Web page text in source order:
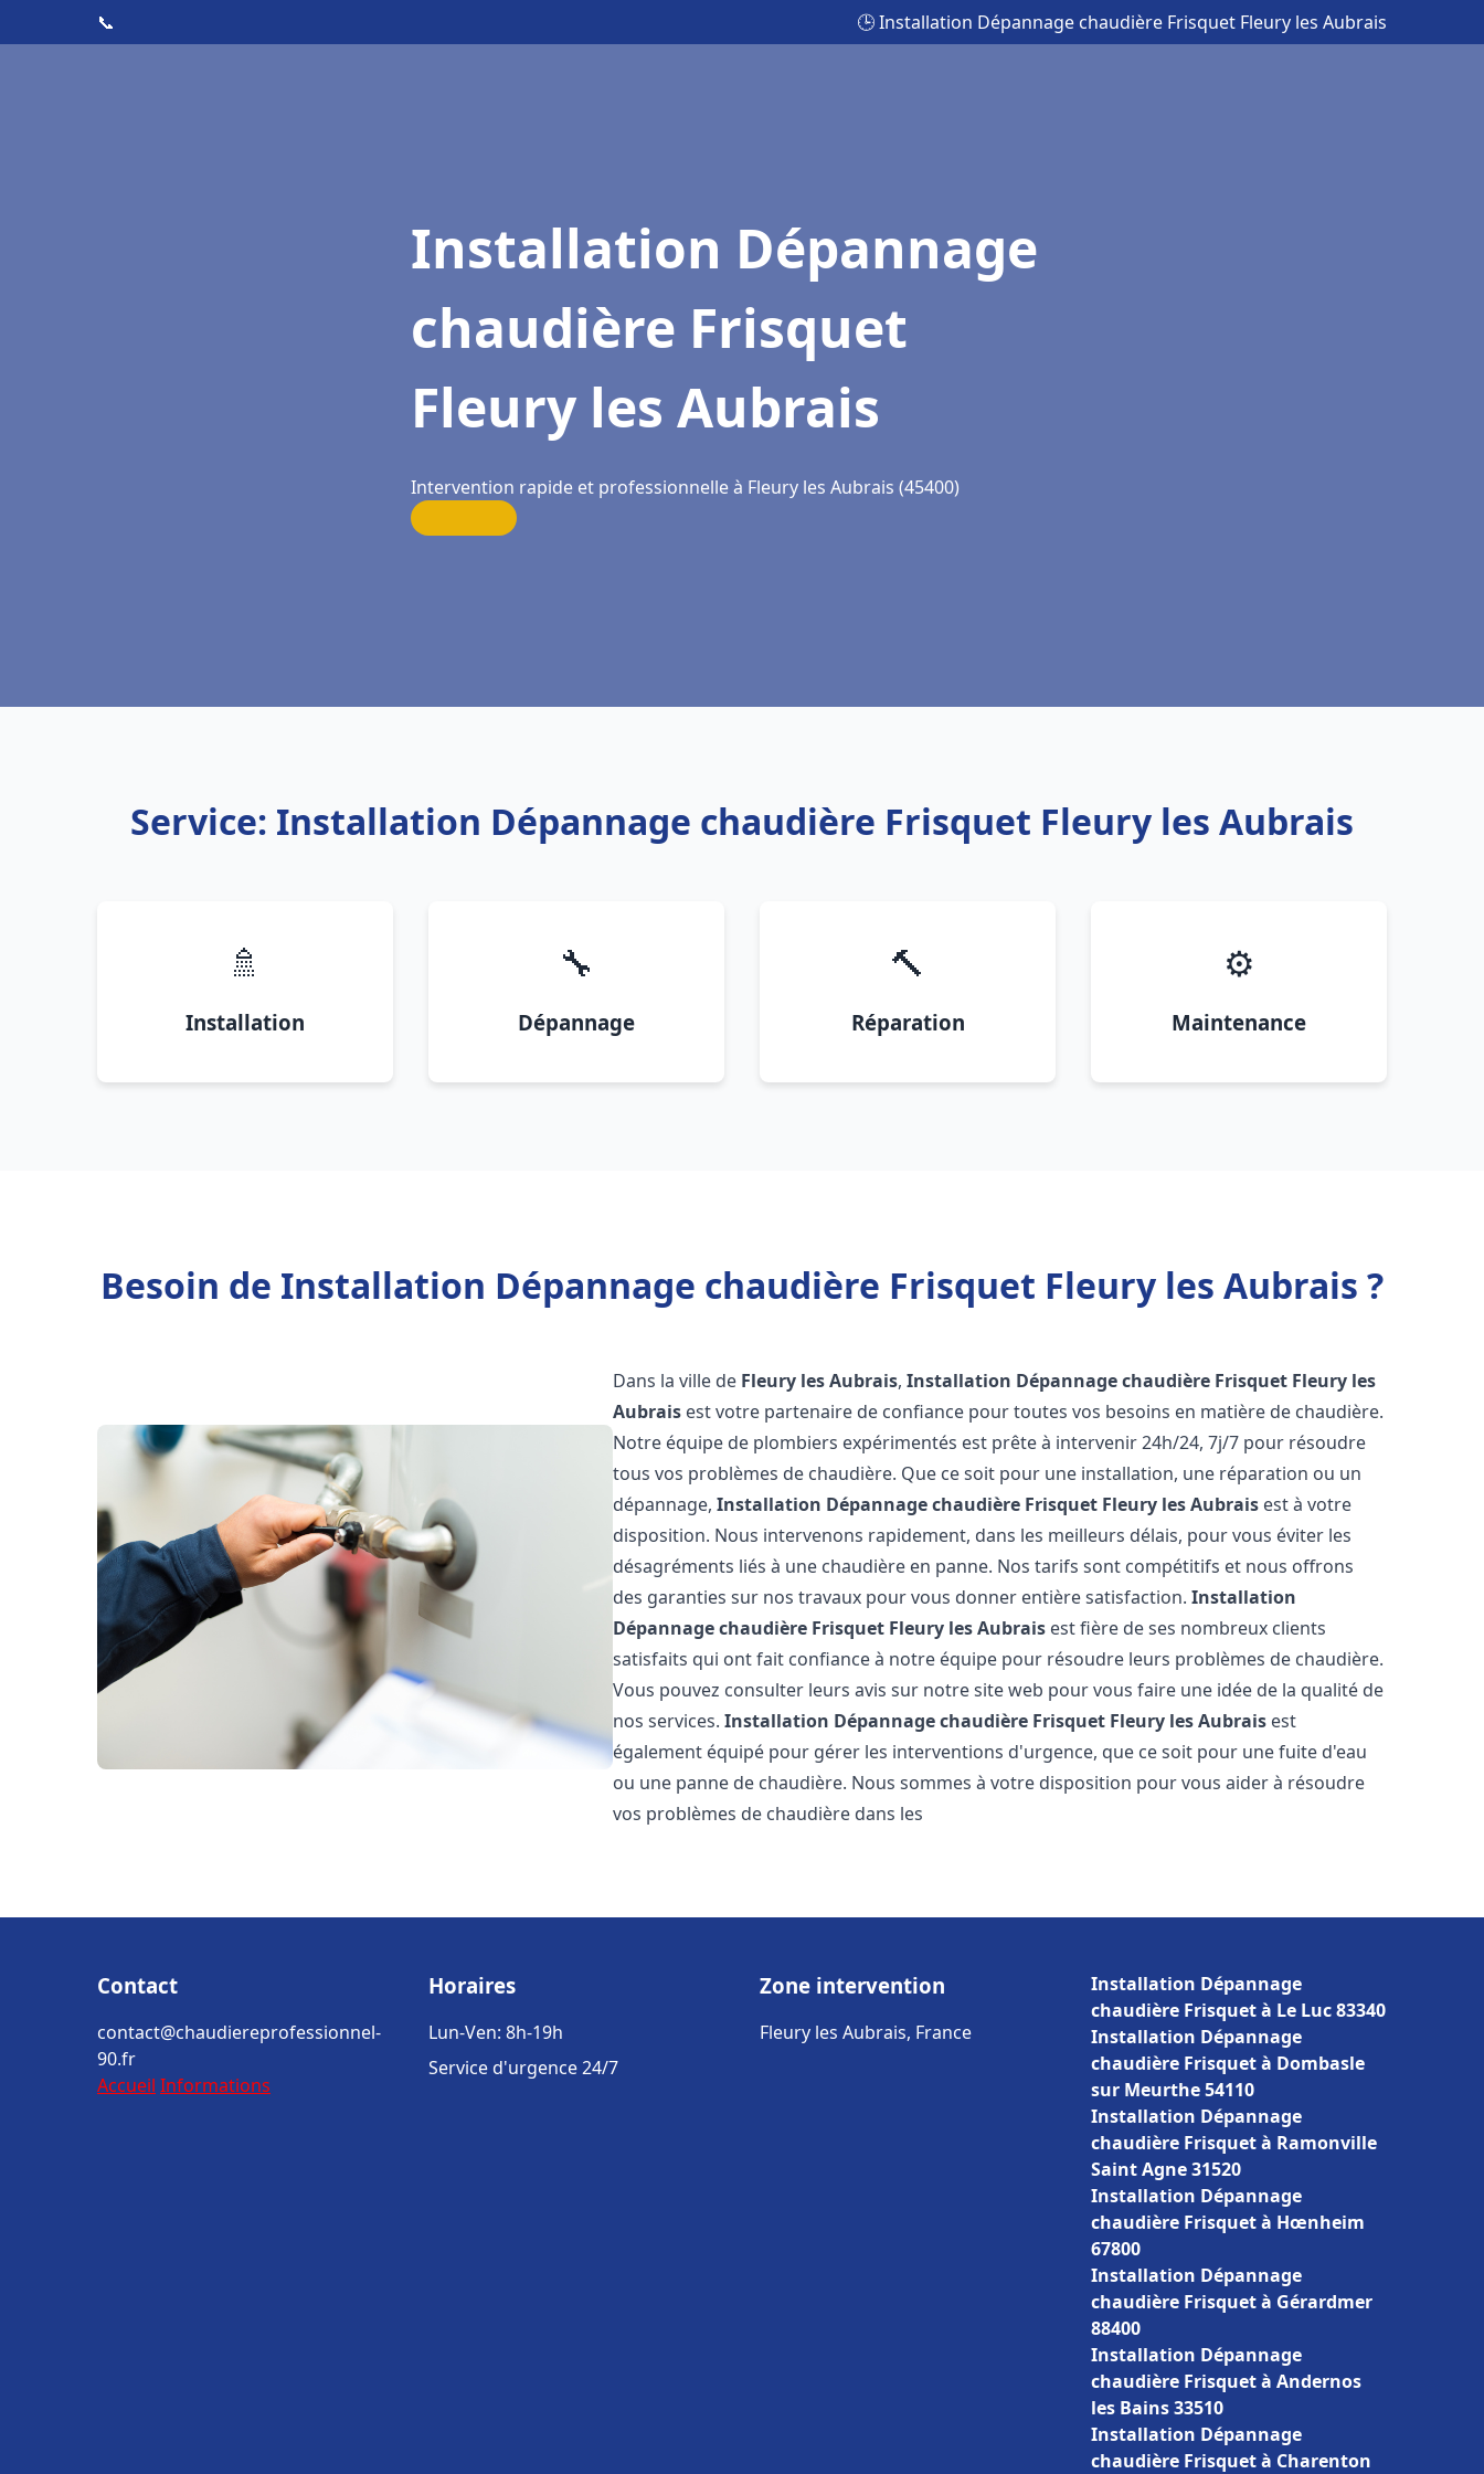
📞 🕒 Installation Dépannage chaudière Frisquet Fleury les Aubrais
Installation Dépannage
chaudière Frisquet
Fleury les Aubrais
Intervention rapide et professionnelle à Fleury les Aubrais (45400)
Service: Installation Dépannage chaudière Frisquet Fleury les Aubrais
🚿
Installation
🔧
Dépannage
🔨
Réparation
⚙️
Maintenance
Besoin de Installation Dépannage chaudière Frisquet Fleury les Aubrais ?
Dans la ville de Fleury les Aubrais,Installation Dépannage chaudière Frisquet Fleury les
Aubrais est votre partenaire de confiance pour toutes vos besoins en matière de chaudière.
Notre équipe de plombiers expérimentés est prête à intervenir 24h/24, 7j/7 pour résoudre
tous vos problèmes de chaudière. Que ce soit pour une installation, une réparation ou un
dépannage,Installation Dépannage chaudière Frisquet Fleury les Aubrais est à votre
disposition. Nous intervenons rapidement, dans les meilleurs délais, pour vous éviter les
désagréments liés à une chaudière en panne. Nos tarifs sont compétitifs et nous offrons
des garanties sur nos travaux pour vous donner entière satisfaction.Installation
Dépannage chaudière Frisquet Fleury les Aubrais est fière de ses nombreux clients
satisfaits qui ont fait confiance à notre équipe pour résoudre leurs problèmes de chaudière.
Vous pouvez consulter leurs avis sur notre site web pour vous faire une idée de la qualité de
nos services.Installation Dépannage chaudière Frisquet Fleury les Aubrais est
également équipé pour gérer les interventions d'urgence, que ce soit pour une fuite d'eau
ou une panne de chaudière. Nous sommes à votre disposition pour vous aider à résoudre
vos problèmes de chaudière dans les
Contact
contact@chaudiereprofessionnel-
90.fr
Accueil Informations
Horaires
Lun-Ven: 8h-19h
Service d'urgence 24/7
Zone intervention
Fleury les Aubrais, France
Installation Dépannage
chaudière Frisquet à Le Luc 83340
Installation Dépannage
chaudière Frisquet à Dombasle
sur Meurthe 54110
Installation Dépannage
chaudière Frisquet à Ramonville
Saint Agne 31520
Installation Dépannage
chaudière Frisquet à Hœnheim
67800
Installation Dépannage
chaudière Frisquet à Gérardmer
88400
Installation Dépannage
chaudière Frisquet à Andernos
les Bains 33510
Installation Dépannage
chaudière Frisquet à Charenton